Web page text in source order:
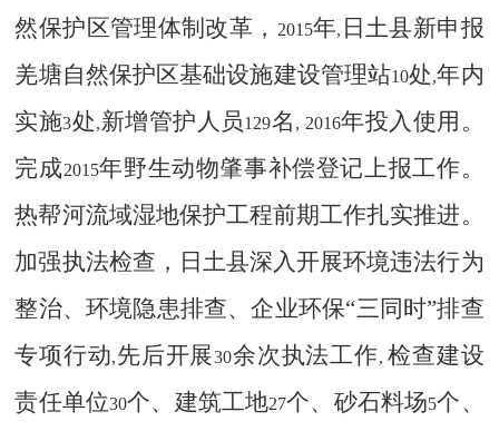
然保护区管理体制改革，
2015年, 日土县新申报
羌塘自然保护区基础设施建设管理站10处,年内
实施3处,新增管护人员129名 , 2016年投入使用。
完成2015年野生动物肇事补偿登记上报工作。
热帮河流域湿地保护工程前期工作扎实推进。
加强执法检查，日土县深入开展环境违法行为
整治、环境隐患排查、企业环保“三同时”排查
专项行动,先后开展30余次执法工作,检查建设
责任单位30个、建筑工地27个、砂石料场5个、